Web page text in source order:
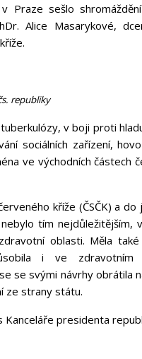
sešlo shromáždění
Alice Masarykové,
republiky
v boji proti
sociálních zařízení,
ve východních částech
kříže (ČSČK) a
tím nejdůležitějším,
oblasti. Měla
i ve zdravotním
se svými návrhy obrátila
ze strany státu.
presidenta